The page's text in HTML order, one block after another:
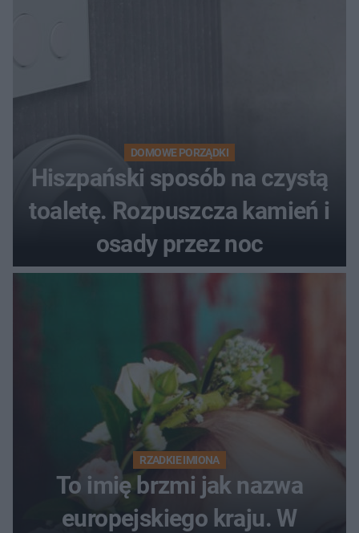
DOMOWE PORZĄDKI
Hiszpański sposób na czystą
toaletę. Rozpuszcza kamień i
osady przez noc
RZADKIE IMIONA
To imię brzmi jak nazwa
europejskiego kraju. W